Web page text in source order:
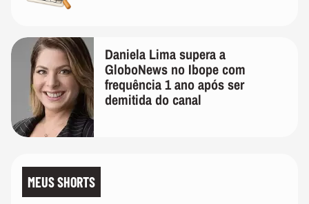
Daniela Lima supera a
GloboNews no Ibope com
frequência 1 ano após ser
demitida do canal
MEUS SHORTS